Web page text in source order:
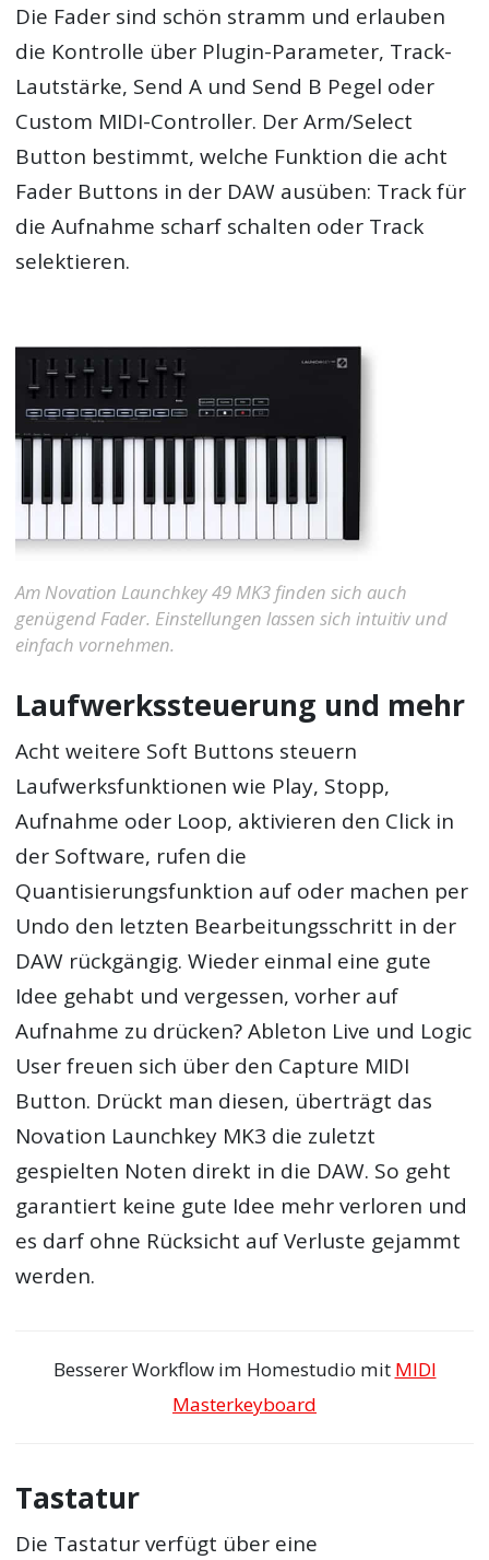
Die Fader sind schön stramm und erlauben
die Kontrolle über Plugin-Parameter, Track-
Lautstärke, Send A und Send B Pegel oder
Custom MIDI-Controller. Der Arm/Select
Button bestimmt, welche Funktion die acht
Fader Buttons in der DAW ausüben: Track für
die Aufnahme scharf schalten oder Track
selektieren.
Am Novation Launchkey 49 MK3 finden sich auch
genügend Fader. Einstellungen lassen sich intuitiv und
einfach vornehmen.
Laufwerkssteuerung und mehr
Acht weitere Soft Buttons steuern
Laufwerksfunktionen wie Play, Stopp,
Aufnahme oder Loop, aktivieren den Click in
der Software, rufen die
Quantisierungsfunktion auf oder machen per
Undo den letzten Bearbeitungsschritt in der
DAW rückgängig. Wieder einmal eine gute
Idee gehabt und vergessen, vorher auf
Aufnahme zu drücken? Ableton Live und Logic
User freuen sich über den Capture MIDI
Button. Drückt man diesen, überträgt das
Novation Launchkey MK3 die zuletzt
gespielten Noten direkt in die DAW. So geht
garantiert keine gute Idee mehr verloren und
es darf ohne Rücksicht auf Verluste gejammt
werden.
Besserer Workflow im Homestudio mit MIDI
Masterkeyboard
Tastatur
Die Tastatur verfügt über eine